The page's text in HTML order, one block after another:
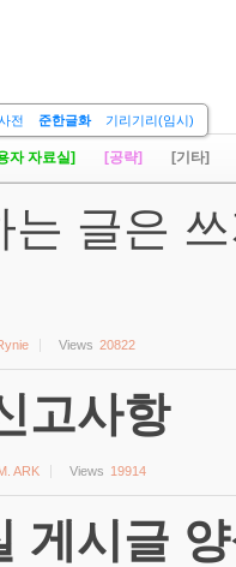
전 준한글화 기리기리(임시)
자 자료실] [공략] [기타]
는 글은
Views 20822
고사항
ARK Views 19914
게시글
북5
북5